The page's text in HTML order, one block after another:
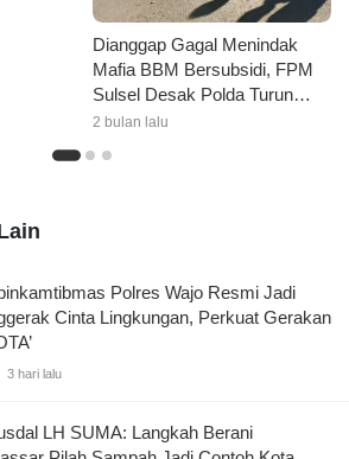
Dianggap Gagal Menindak
Mafia BBM Bersubsidi, FPM
Sulsel Desak Polda Turun
Tangan dan Evaluasi Kapolres
2 bulan lalu
Polres Wajo Resmi Jadi
Cinta Lingkungan, Perkuat Gerakan
3 hari lalu
LH SUMA: Langkah Berani